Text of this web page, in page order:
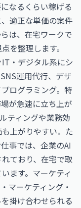
なるくらい稼げる
適正な単価の案件
は、在宅ワークで
を整理します。
・デジタル系にシ
運用代行、デザ
ログラミング。特
が急速に立ち上が
ティングや業務効
上がりやすい。た
事では、企業のAI
ており、在宅で取
ます。マーケティ
マーケティング・
掛け合わせられる